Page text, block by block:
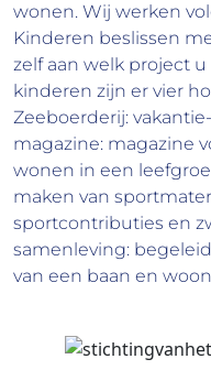
wonen. Wij werken
Kinderen beslissen
zelf aan welk project
kinderen zijn er vier
Zeeboerderij:
magazine: magazine
wonen in een
maken van
sportcontributies en
samenleving:
van een baan en